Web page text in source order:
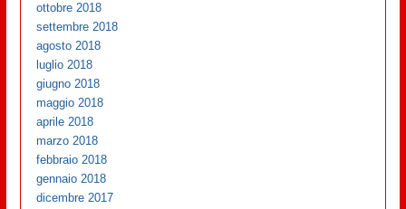
ottobre 2018
settembre 2018
agosto 2018
luglio 2018
giugno 2018
maggio 2018
aprile 2018
marzo 2018
febbraio 2018
gennaio 2018
dicembre 2017